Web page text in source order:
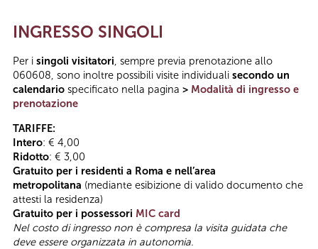
INGRESSO SINGOLI
Per i singoli visitatori, sempre previa prenotazione allo
060608, sono inoltre possibili visite individuali secondo un
calendario specificato nella pagina > Modalità di ingresso e
prenotazione
TARIFFE:
Intero: € 4,00
Ridotto: € 3,00
Gratuito per i residenti a Roma e nell’area
metropolitana (mediante esibizione di valido documento che
attesti la residenza)
Gratuito per i possessori MIC card
Nel costo di ingresso non è compresa la visita guidata che
deve essere organizzata in autonomia.